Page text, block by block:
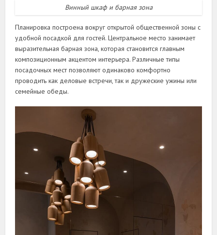
Винный шкаф и барная зона
Планировка построена вокруг открытой общественной зоны с
удобной посадкой для гостей. Центральное место занимает
выразительная барная зона, которая становится главным
композиционным акцентом интерьера. Различные типы
посадочных мест позволяют одинаково комфортно
проводить как деловые встречи, так и дружеские ужины или
семейные обеды.